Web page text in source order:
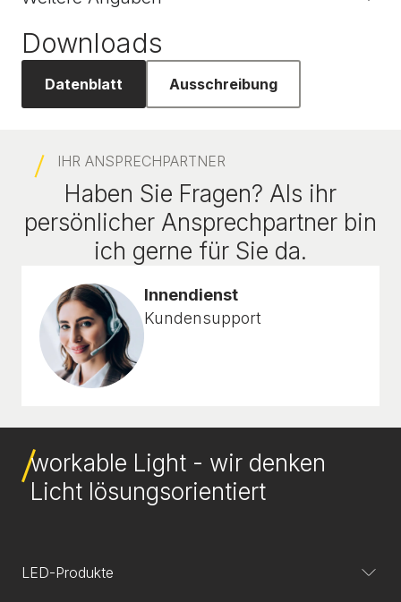
Downloads
Datenblatt Ausschreibung
IHR ANSPRECHPARTNER
Haben Sie Fragen? Als ihr
persönlicher Ansprechpartner bin
ich gerne für Sie da.
Innendienst
Kundensupport
workable Light - wir denken
Licht lösungsorientiert
LED-Produkte